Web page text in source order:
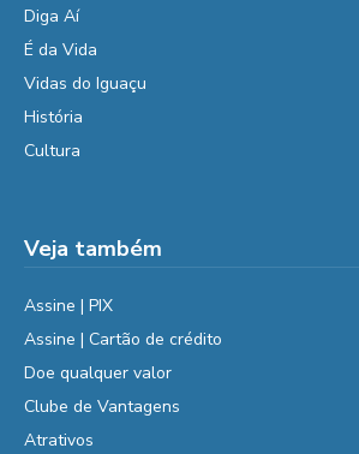
Diga Aí
É da Vida
Vidas do Iguaçu
História
Cultura
Veja também
Assine | PIX
Assine | Cartão de crédito
Doe qualquer valor
Clube de Vantagens
Atrativos